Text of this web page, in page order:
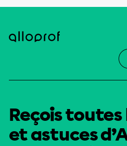
Reçois toutes
et astuces